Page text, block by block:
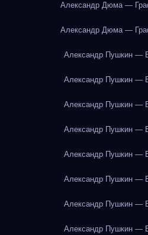
Александр Дюма —
Александр Дюма —
Александр Пушкин —
Александр Пушкин —
Александр Пушкин —
Александр Пушкин —
Александр Пушкин —
Александр Пушкин —
Александр Пушкин —
Александр Пушкин —